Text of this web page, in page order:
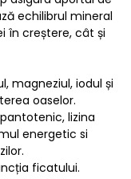
echilibrul mineral
în creștere, cât și
magneziul, iodul și
oaselor.
lizina
energetic si
ficatului.